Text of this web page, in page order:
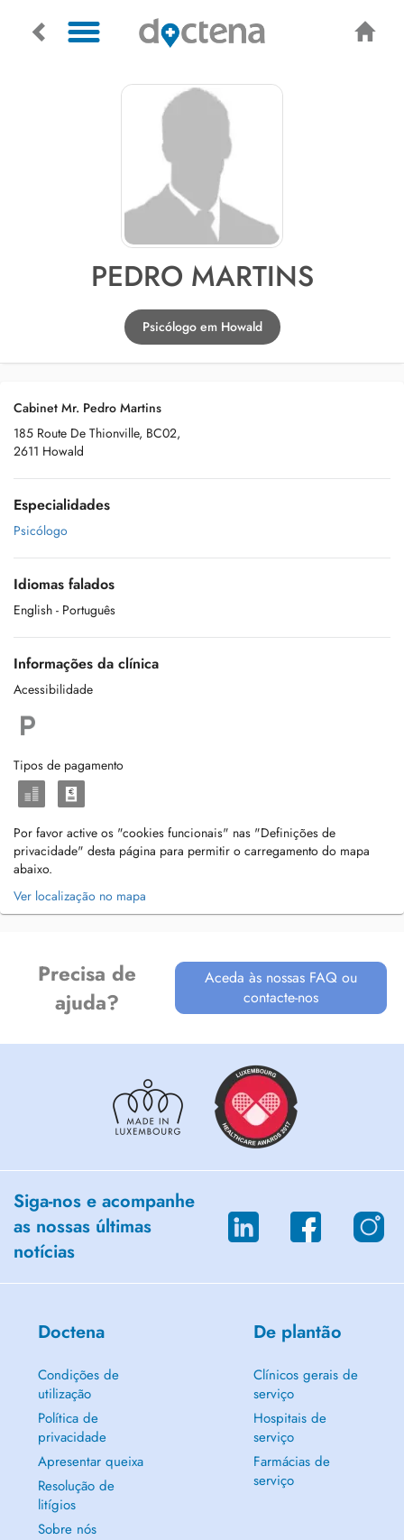
PEDRO MARTINS
Psicólogo em Howald
Cabinet Mr. Pedro Martins
185 Route De Thionville, BC02,
2611 Howald
Especialidades
Psicólogo
Idiomas falados
English - Português
Informações da clínica
Acessibilidade
Tipos de pagamento
Por favor active os "cookies funcionais" nas "Definições de
privacidade" desta página para permitir o carregamento do mapa
abaixo.
Ver localização no mapa
Precisa de
ajuda?
Aceda às nossas FAQ ou
contacte-nos
Siga-nos e acompanhe
as nossas últimas
notícias
Doctena
Condições de
utilização
Política de
privacidade
Apresentar queixa
Resolução de
litígios
Sobre nós
De plantão
Clínicos gerais de
serviço
Hospitais de
serviço
Farmácias de
serviço